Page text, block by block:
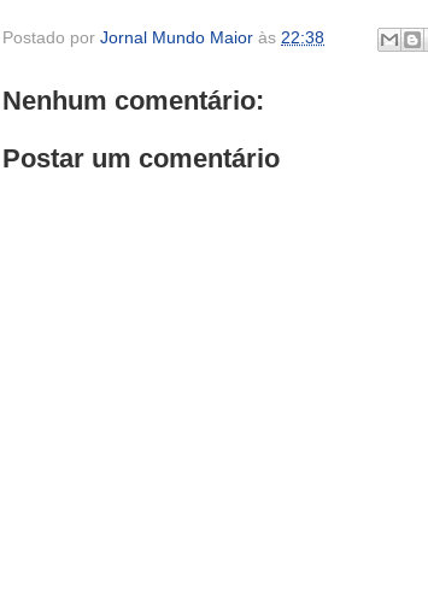
Postado por Jornal Mundo Maior às 22:38
Nenhum comentário:
Postar um comentário